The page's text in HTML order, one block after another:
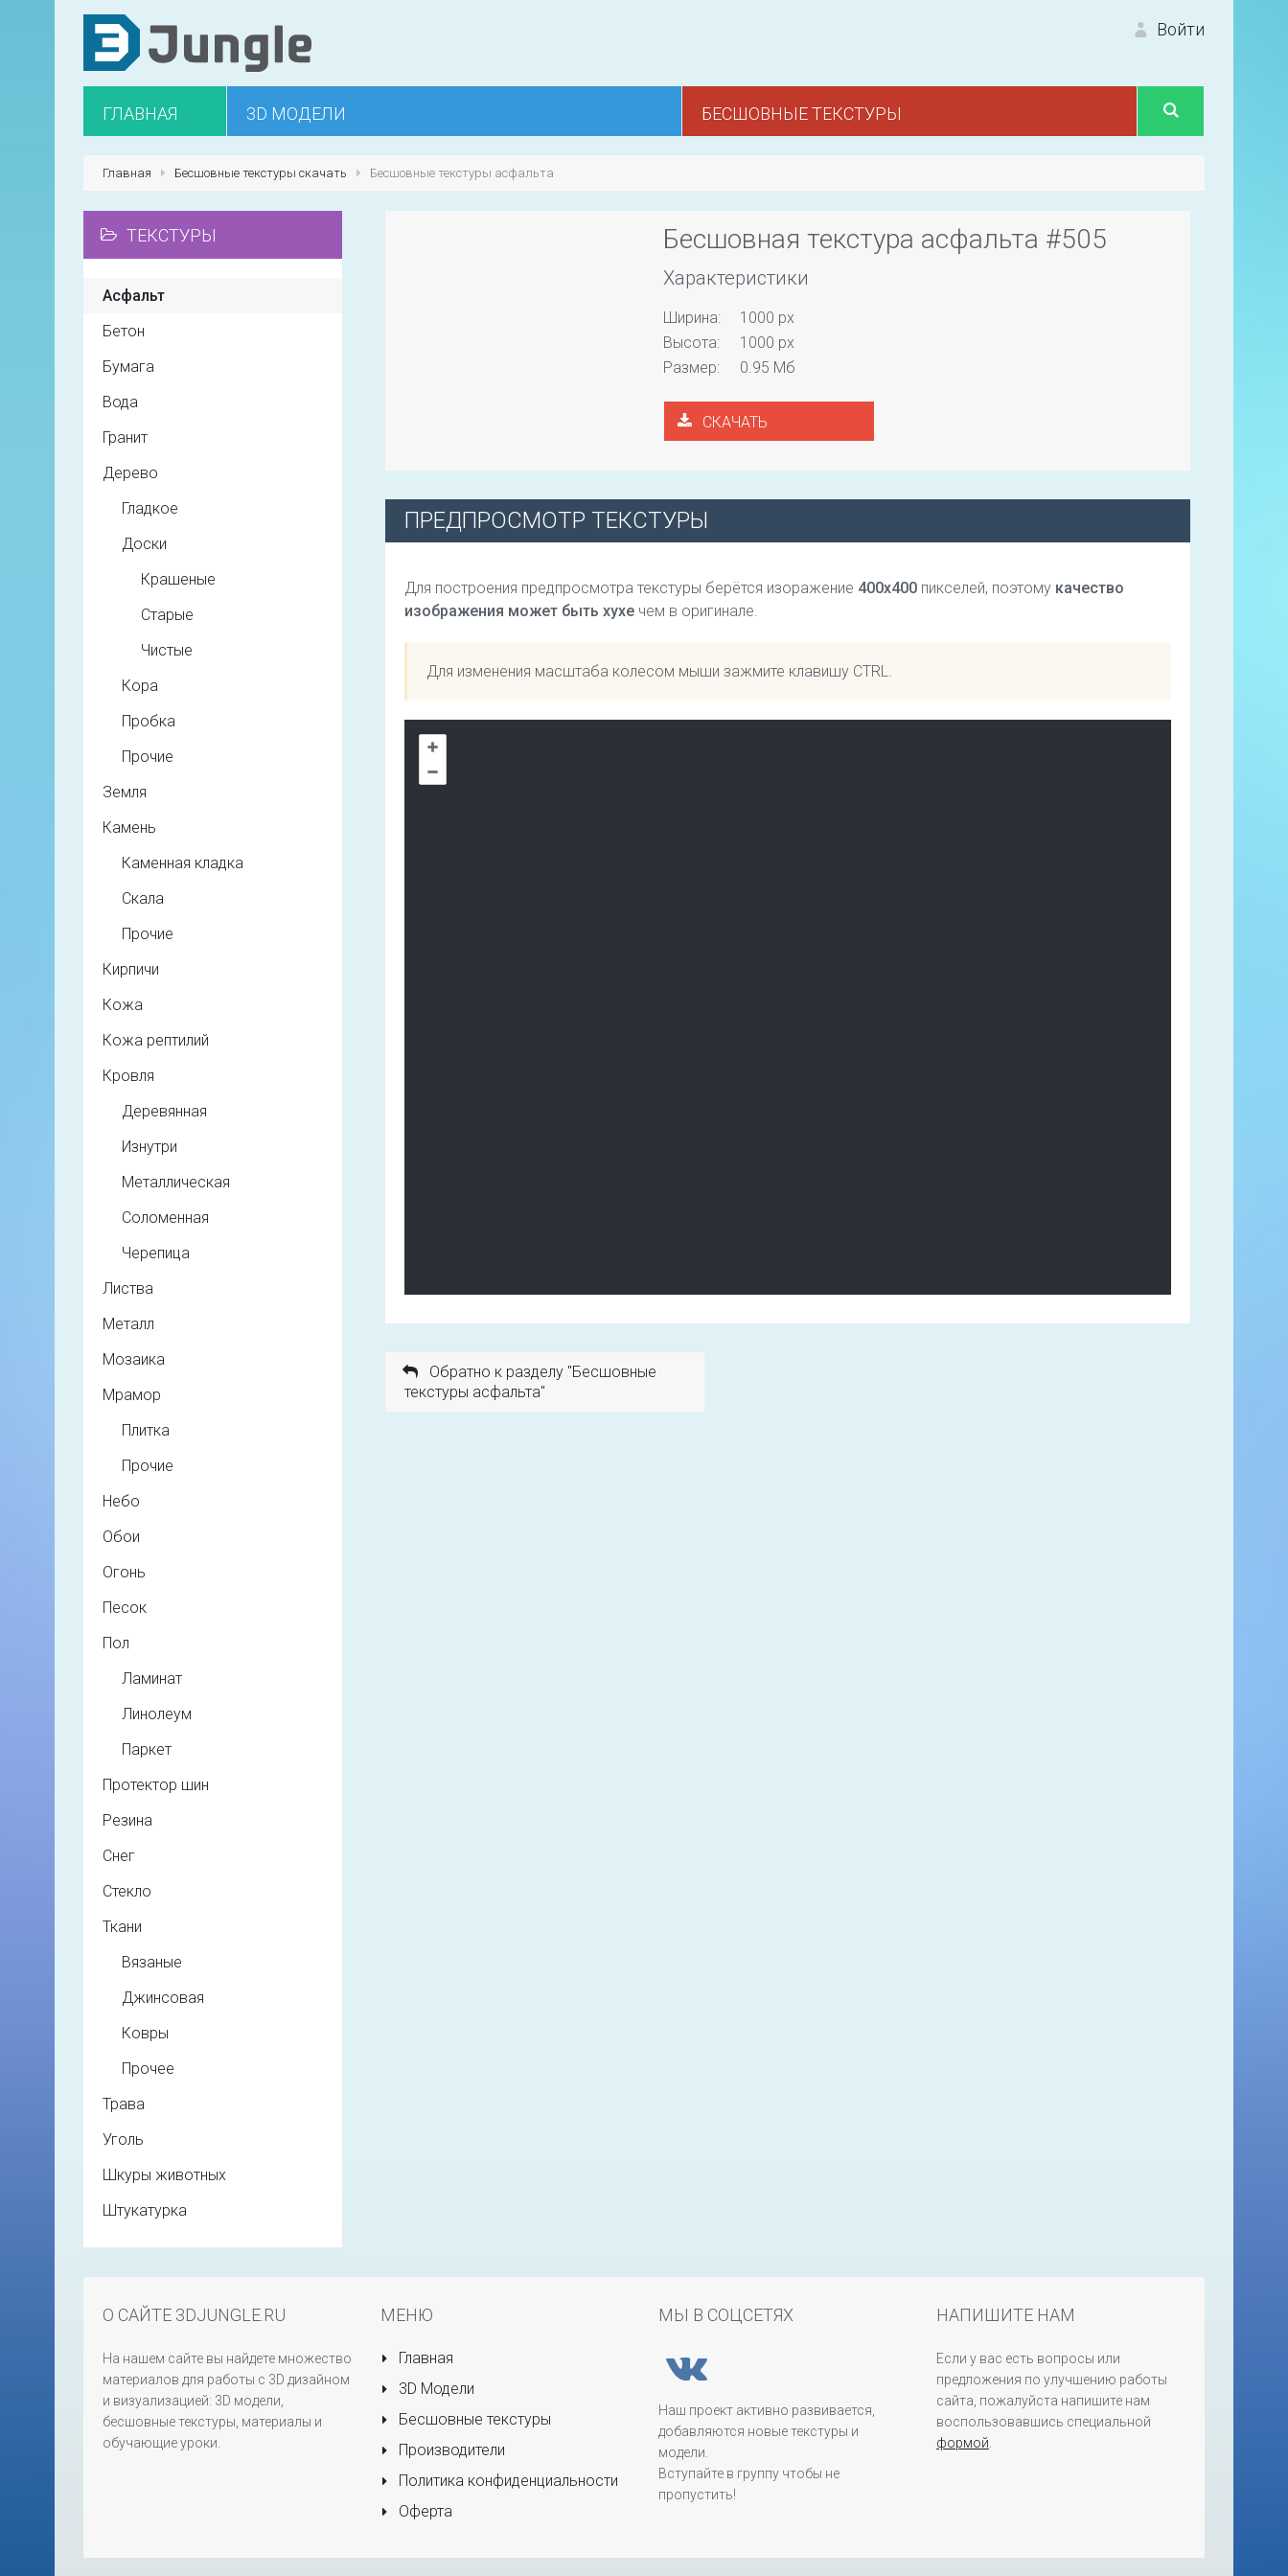
Войти
ГЛАВНАЯ 3D МОДЕЛИ БЕСШОВНЫЕ ТЕКСТУРЫ
Главная Бесшовные текстуры скачать Бесшовные текстуры асфальта
Бесшовная текстура асфальта #505
Характеристики
Ширина:
1000 px
Высота:
1000 px
Размер:
0.95 Мб
СКАЧАТЬ
ПРЕДПРОСМОТР ТЕКСТУРЫ
Для построения предпросмотра текстуры берётся изоражение 400х400 пикселей, поэтому качество
изображения может быть хухе чем в оригинале.
Для изменения масштаба колесом мыши зажмите клавишу CTRL.
Обратно к разделу "Бесшовные
текстуры асфальта"
ТЕКСТУРЫ
Асфальт
Бетон
Бумага
Вода
Гранит
Дерево
Гладкое
Доски
Крашеные
Старые
Чистые
Кора
Пробка
Прочие
Земля
Камень
Каменная кладка
Скала
Прочие
Кирпичи
Кожа
Кожа рептилий
Кровля
Деревянная
Изнутри
Металлическая
Соломенная
Черепица
Листва
Металл
Мозаика
Мрамор
Плитка
Прочие
Небо
Обои
Огонь
Песок
Пол
Ламинат
Линолеум
Паркет
Протектор шин
Резина
Снег
Стекло
Ткани
Вязаные
Джинсовая
Ковры
Прочее
Трава
Уголь
Шкуры животных
Штукатурка
О САЙТЕ 3DJUNGLE.RU
На нашем сайте вы найдете множество
материалов для работы с 3D дизайном
и визуализацией: 3D модели,
бесшовные текстуры, материалы и
обучающие уроки.
МЕНЮ
Главная
3D Модели
Бесшовные текстуры
Производители
Политика конфиденциальности
Оферта
МЫ В СОЦСЕТЯХ
Наш проект активно развивается,
добавляются новые текстуры и
модели.
Вступайте в группу чтобы не
пропустить!
НАПИШИТЕ НАМ
Если у вас есть вопросы или
предложения по улучшению работы
сайта, пожалуйста напишите нам
воспользовавшись специальной
формой